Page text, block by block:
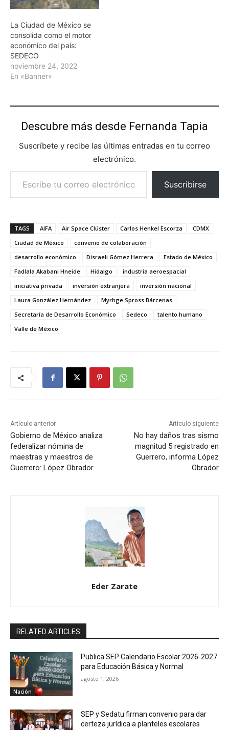
La Ciudad de México se
consolida como el motor
económico del país:
SEDECO
noviembre 24, 2022
En «Banner»
Descubre más desde Fernanda Tapia
Suscríbete y recibe las últimas entradas en tu correo
electrónico.
Escribe tu correo electrónico…
Suscribirse
TAGS AIFA Air Space Clúster Carlos Henkel Escorza
CDMX
Ciudad de México
convenio de colaboración
desarrollo económico
Disraeli Gómez Herrera
Estado de México
Fadlala Akabani Hneide
Hidalgo
industria aeroespacial
iniciativa privada
inversión extranjera
inversión nacional
Laura González Hernández
Myrhge Spross Bárcenas
Secretaría de Desarrollo Económico
Sedeco
talento humano
Valle de México
Artículo anterior
Gobierno de México analiza
federalizar nómina de
maestras y maestros de
Guerrero: López Obrador
Artículo siguiente
No hay daños tras sismo
magnitud 5 registrado en
Guerrero, informa López
Obrador
Eder Zarate
RELATED ARTICLES
Nación
Publica SEP Calendario Escolar 2026-2027
para Educación Básica y Normal
agosto 1, 2026
SEP y Sedatu firman convenio para dar
certeza jurídica a planteles escolares